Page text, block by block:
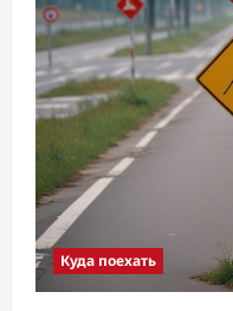
Куда поехать